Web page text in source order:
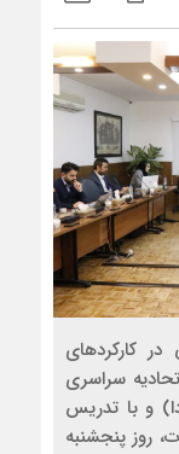
کارکرد‌های
سراسری
و با تدریس
روز پنجشنبه